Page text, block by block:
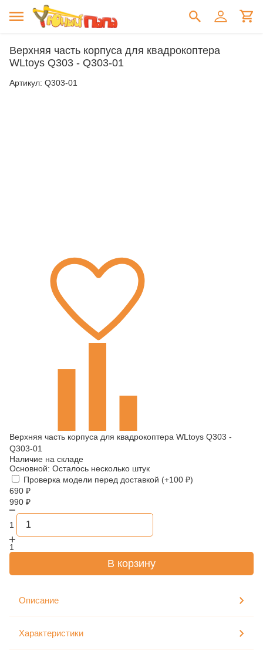
Верхняя часть корпуса для квадрокоптера
WLtoys Q303 - Q303-01
Артикул: Q303-01
Верхняя часть корпуса для квадрокоптера WLtoys Q303 -
Q303-01
Наличие на складе
Основной: Осталось несколько штук
Проверка модели перед доставкой (+100 ₽)
690 ₽
990 ₽
1
1
В корзину
Описание
Характеристики